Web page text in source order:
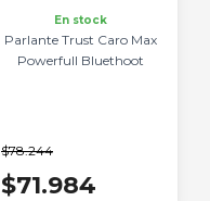
En stock
Parlante Trust Caro Max
Powerfull Bluethoot
$78.244
$71.984